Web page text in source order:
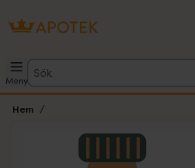
Meny
Sök
Hem
Lista: . Innehåller 1 objekt.